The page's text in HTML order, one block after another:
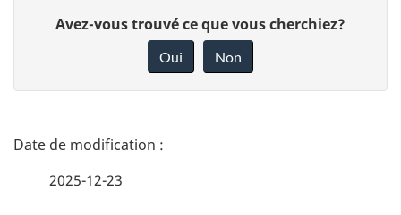
z
Avez-vous trouvé ce que vous cherchiez?
Oui Non
D
2025-12-23